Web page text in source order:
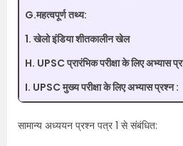
G.महत्वपूर्ण तथ्य:
1. खेलो इंडिया शीतकालीन खेल
H. UPSC प्रारंभिक परीक्षा के लिए अभ्यास
I. UPSC मुख्य परीक्षा के लिए अभ्यास प्रश्न :
सामान्य अध्ययन प्रश्न पत्र 1 से संबंधित: